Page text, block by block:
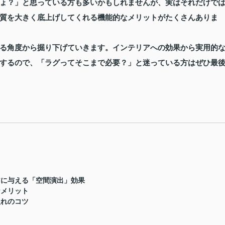
？」と思っている方も多いかもしれませんが、実はそれだけでは
を大きく底上げしてくれる機能的なメリットがたくさんありま
角度から掘り下げていきます。インテリアへの効果から実用的な
るので、「ラグってそこまで必要？」と迷っている方はぜひ最後
与える「空間演出」効果
リット
のコツ